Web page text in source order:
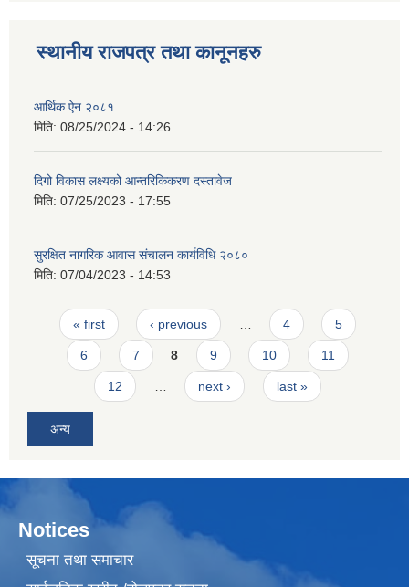
स्थानीय राजपत्र तथा कानूनहरु
आर्थिक ऐन २०८१
मिति: 08/25/2024 - 14:26
दिगो विकास लक्ष्यको आन्तरिकिकरण दस्तावेज
मिति: 07/25/2023 - 17:55
सुरक्षित नागरिक आवास संचालन कार्यविधि २०८०
मिति: 07/04/2023 - 14:53
Pages
« first ‹ previous … 4 5
6 7 8 9 10 11
12 … next › last »
अन्य
Notices
सूचना तथा समाचार